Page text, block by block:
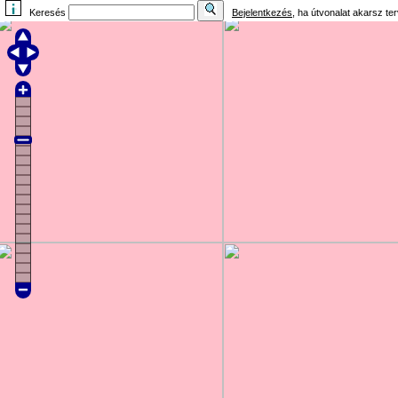
Keresés Bejelentkezés , ha útvonalat akarsz